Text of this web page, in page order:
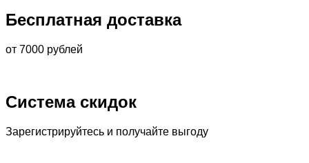
Бесплатная доставка
от 7000 рублей
Система скидок
Зарегистрируйтесь и получайте выгоду